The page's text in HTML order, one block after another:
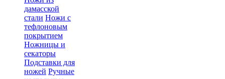
дамасской
стали Ножи с
тефлоновым
покрытием
Ножницы и
секаторы
Подставки для
ножей Ручные